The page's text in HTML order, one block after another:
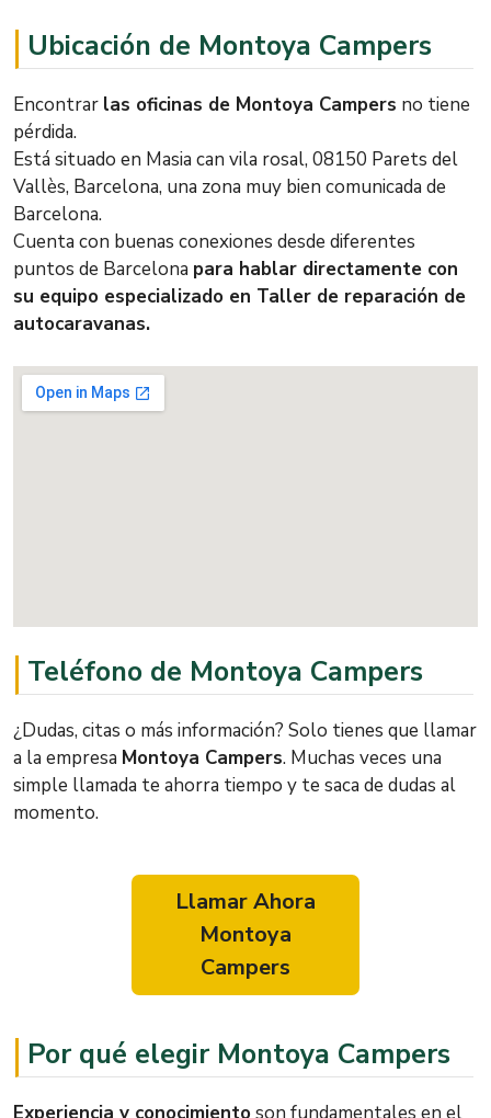
Ubicación de Montoya Campers
Encontrar las oficinas de Montoya Campers no tiene
pérdida.
Está situado en Masia can vila rosal, 08150 Parets del
Vallès, Barcelona, una zona muy bien comunicada de
Barcelona.
Cuenta con buenas conexiones desde diferentes
puntos de Barcelona para hablar directamente con
su equipo especializado en Taller de reparación de
autocaravanas.
Teléfono de Montoya Campers
¿Dudas, citas o más información? Solo tienes que llamar
a la empresa Montoya Campers. Muchas veces una
simple llamada te ahorra tiempo y te saca de dudas al
momento.
Llamar Ahora
Montoya
Campers
Por qué elegir Montoya Campers